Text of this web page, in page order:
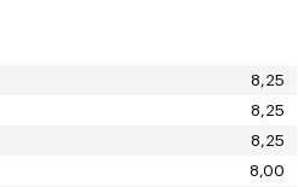
8,25
8,25
8,25
8,00